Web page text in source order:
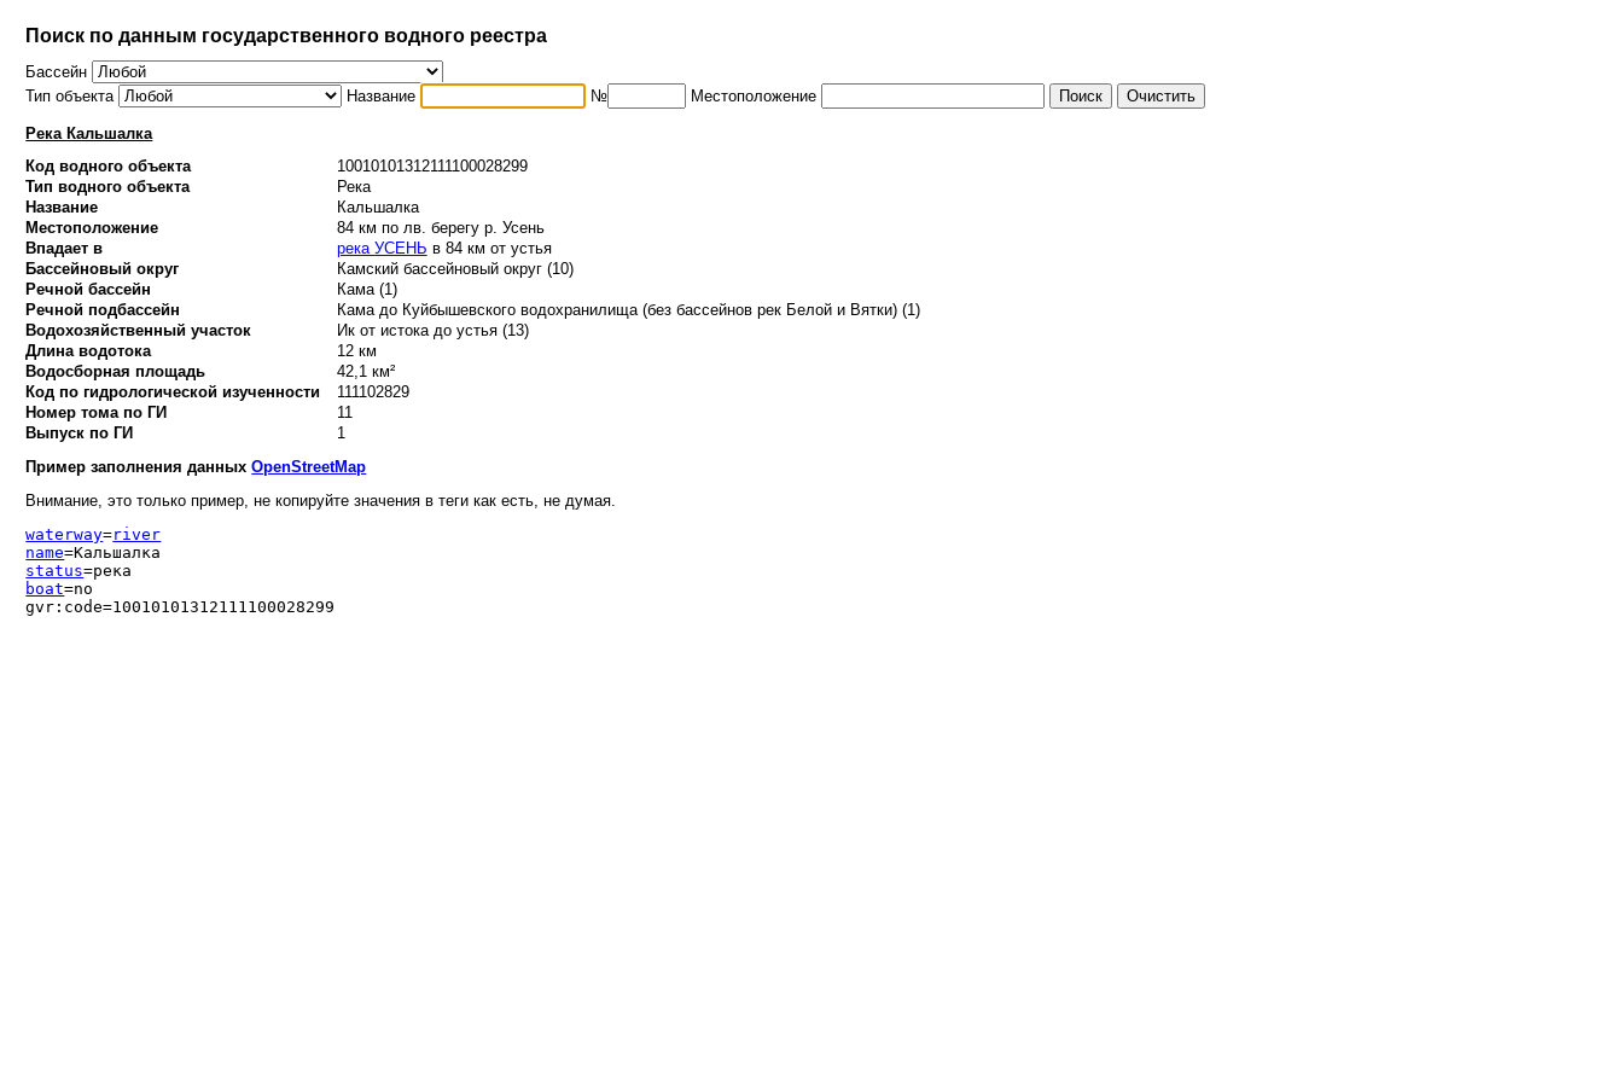
Поиск по данным государственного водного реестра
Бассейн
Тип объекта
Название № Местоположение
Река Кальшалка
Код водного объекта
10010101312111100028299
Тип водного объекта
Река
Название
Кальшалка
Местоположение
84 км по лв. берегу р. Усень
Впадает в
река УСЕНЬ в 84 км от устья
Бассейновый округ
Камский бассейновый округ (10)
Речной бассейн
Кама (1)
Речной подбассейн
Кама до Куйбышевского водохранилища (без бассейнов рек Белой и Вятки) (1)
Водохозяйственный участок
Ик от истока до устья (13)
Длина водотока
12 км
Водосборная площадь
42,1 км²
Код по гидрологической изученности
111102829
Номер тома по ГИ
11
Выпуск по ГИ
1
Пример заполнения данныхOpenStreetMap
Внимание, это только пример, не копируйте значения в теги как есть, не думая.
waterway=river
name=Кальшалка
status=река
boat=no
gvr:code=10010101312111100028299